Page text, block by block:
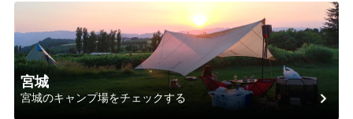
宮城
宮城のキャンプ場をチェックする